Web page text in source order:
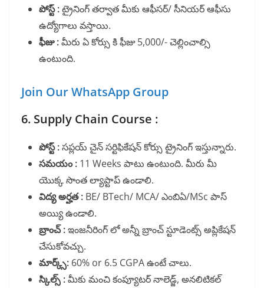
పోస్ట్ :ట్రైనింగ్ తర్వాత మీకు ఆఫీసర్/ సీనియర్ ఆఫీసు
ఉద్యోగాలు వస్తాయి.
ఫీజు :మీరు ఏ కోర్సు కి ఫీజు 5,000/- చెల్లించాల్సి
ఉంటుంది.
Join Our WhatsApp Group
6. Supply Chain Course :
పోస్ట్ :సప్లయ్ చైన్ సర్టిఫికేషన్ కోర్సు ట్రైనింగ్ ఇస్తున్నారు.
సమయం : 11 Weeks పాటు ఉంటుంది. మీరు మీ
యొక్క సొంత ల్యాప్టాప్ ఉండాలి.
విద్య అర్హత : BE/ BTech/ MCA/ ఎంబిఏ/MSc పాస్
అయ్యి ఉండాలి.
బ్రాంచ్ :ఇంజనీరింగ్ లో అన్నీ బ్రాంచ్ స్టూడెంట్స్ అప్లికేషన్
చేసుకోవచ్చు.
మార్క్స్: 60% or 6.5 CGPA ఉంటే చాలు.
స్కిల్స్ :మీకు మంచి కంప్యూటర్ నాలెడ్జ్, అనలిటికల్